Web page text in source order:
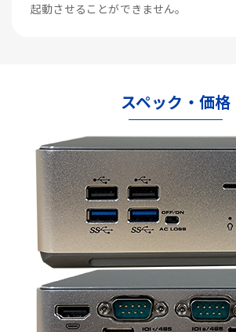
起動させることができません。
スペック・価格